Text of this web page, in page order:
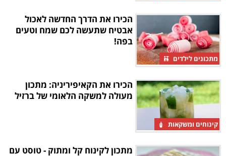
מתכונים לילדים
הכירו את הדרך החדשה לאכול
אבטיח שתעשה לכם שמח וטעים
בפה!
קינוחים ומשקאות
הכירו את הקאיפיריניה: מתכון
מעולה למשקה הלאומי של ברזיל
מתכון לקינוח קל ומתוק - טוסט עם